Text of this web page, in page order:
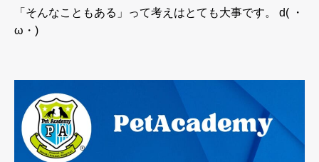
「そんなこともある」って考えはとても大事です。 d( ・
ω・)